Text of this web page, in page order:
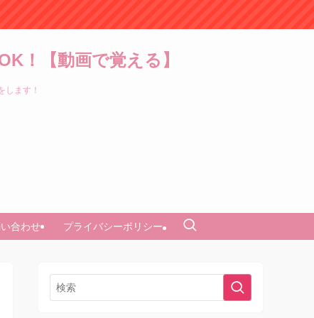
！【動画で覚える】
ます！
合わせ プライバシーポリシー